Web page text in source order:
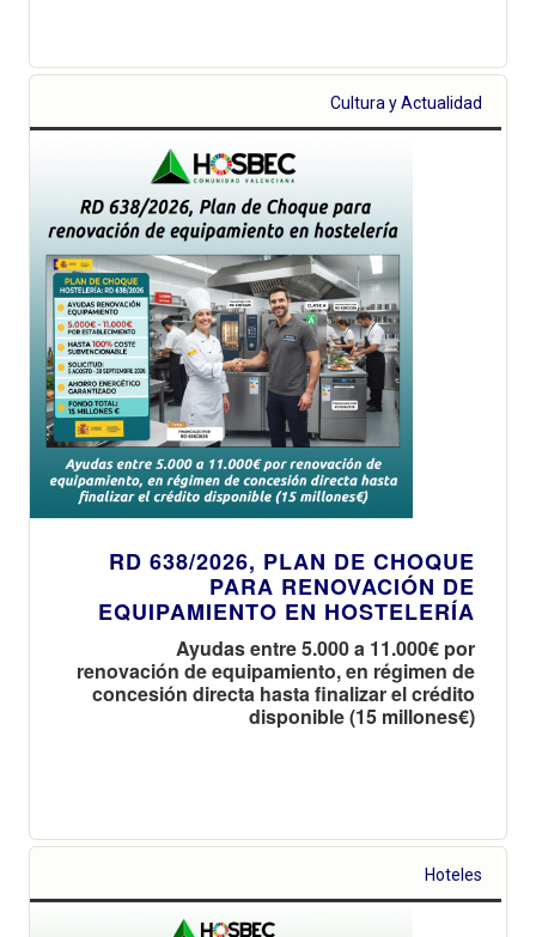
Cultura y Actualidad
RD 638/2026, PLAN DE CHOQUE
PARA RENOVACIÓN DE
EQUIPAMIENTO EN HOSTELERÍA
Ayudas entre 5.000 a 11.000€ por
renovación de equipamiento, en régimen de
concesión directa hasta finalizar el crédito
disponible (15 millones€)
Hoteles